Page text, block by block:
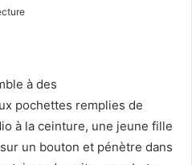
à des
pochettes remplies de
à la ceinture, une jeune fille
un bouton et pénètre dans